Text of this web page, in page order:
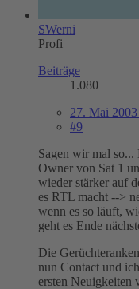
SWerni
Profi
Beiträge
1.080
27. Mai
#9
Sagen wir mal so...
Owner von Sat 1
wieder stärker auf
es RTL macht -->
wenn es so läuft,
geht es Ende
Die
nun Contact und
ersten Neuigkeiten